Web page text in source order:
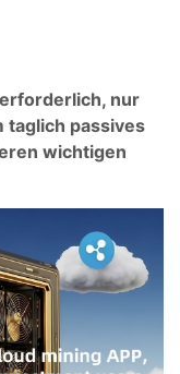
nur
taglich passives
wichtigen